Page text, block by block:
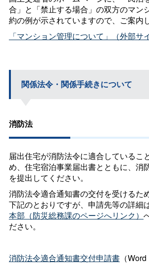
合」と「禁止する場合」の双方のマン
約の例が示されていますので、ご案内
「マンション管理について」（外部サ
関係法令・関係手続きについて
消防法
届出住宅が消防法令に適合しているこ
め、住宅宿泊事業届出書とともに、消
を提出してください。
消防法令適合通知書の交付を受けるた
下記のとおりですが、申請先等の詳細は
本部（防災総務課のページへリンク）
ださい。
消防法令適合通知書交付申請書（Word